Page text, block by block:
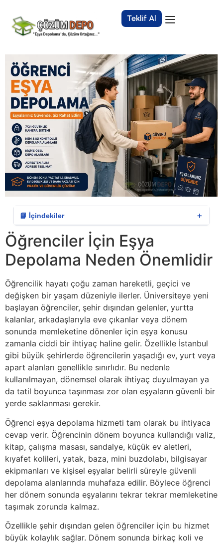
Teklif Al
📘 İçindekiler ＋
Öğrenciler İçin Eşya
Depolama Neden Önemlidir
Öğrencilik hayatı çoğu zaman hareketli, geçici ve
değişken bir yaşam düzeniyle ilerler. Üniversiteye yeni
başlayan öğrenciler, şehir dışından gelenler, yurtta
kalanlar, arkadaşlarıyla eve çıkanlar veya dönem
sonunda memleketine dönenler için eşya konusu
zamanla ciddi bir ihtiyaç haline gelir. Özellikle İstanbul
gibi büyük şehirlerde öğrencilerin yaşadığı ev, yurt veya
apart alanları genellikle sınırlıdır. Bu nedenle
kullanılmayan, dönemsel olarak ihtiyaç duyulmayan ya
da tatil boyunca taşınması zor olan eşyaların güvenli bir
yerde saklanması gerekir.
Öğrenci eşya depolama hizmeti tam olarak bu ihtiyaca
cevap verir. Öğrencinin dönem boyunca kullandığı valiz,
kitap, çalışma masası, sandalye, küçük ev aletleri,
kıyafet kolileri, yatak, baza, mini buzdolabı, bilgisayar
ekipmanları ve kişisel eşyalar belirli süreyle güvenli
depolama alanlarında muhafaza edilir. Böylece öğrenci
her dönem sonunda eşyalarını tekrar tekrar memleketine
taşımak zorunda kalmaz.
Özellikle şehir dışından gelen öğrenciler için bu hizmet
büyük kolaylık sağlar. Dönem sonunda birkaç koli ve